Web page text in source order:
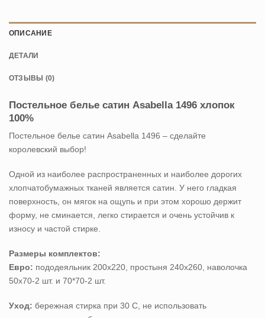
ОПИСАНИЕ
ДЕТАЛИ
ОТЗЫВЫ (0)
Постельное белье сатин Asabella 1496 хлопок
100%
Постельное белье сатин Asabella 1496 – сделайте
королевский выбор!
Одной из наиболее распространенных и наиболее дорогих
хлопчатобумажных тканей является сатин. У него гладкая
поверхность, он мягок на ощупь и при этом хорошо держит
форму, не сминается, легко стирается и очень устойчив к
износу и частой стирке.
Размеры комплектов:
Евро: пододеяльник 200х220, простыня 240х260, наволочка
50х70-2 шт. и 70*70-2 шт.
Уход: бережная стирка при 30 С, не использовать